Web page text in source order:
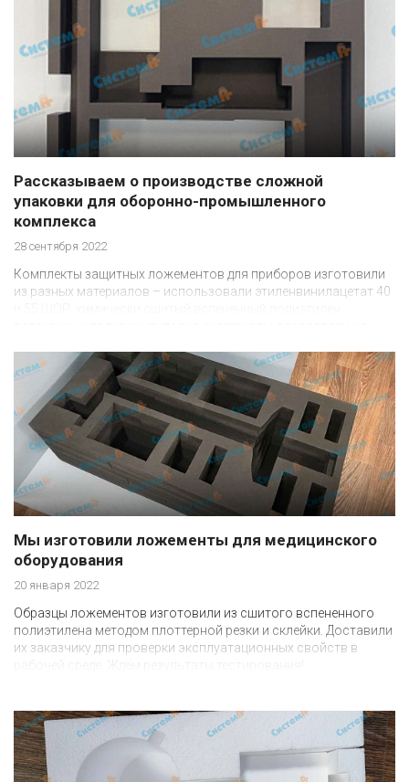
Рассказываем о производстве сложной
упаковки для оборонно-промышленного
комплекса
28 сентября 2022
Комплекты защитных ложементов для приборов изготовили
из разных материалов – использовали этиленвинилацетат 40
Рассказываем об этом проекте подробнее!
Мы изготовили ложементы для медицинского
оборудования
20 января 2022
Образцы ложементов изготовили из сшитого вспененного
полиэтилена методом плоттерной резки и склейки. Доставили
их заказчику для проверки эксплуатационных свойств в